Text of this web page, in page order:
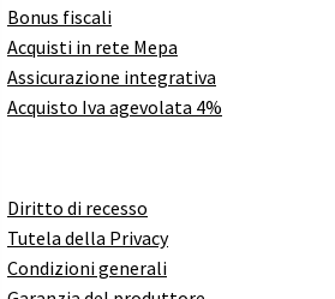
Bonus fiscali
Acquisti in rete Mepa
Assicurazione integrativa
Acquisto Iva agevolata 4%
Diritto di recesso
Tutela della Privacy
Condizioni generali